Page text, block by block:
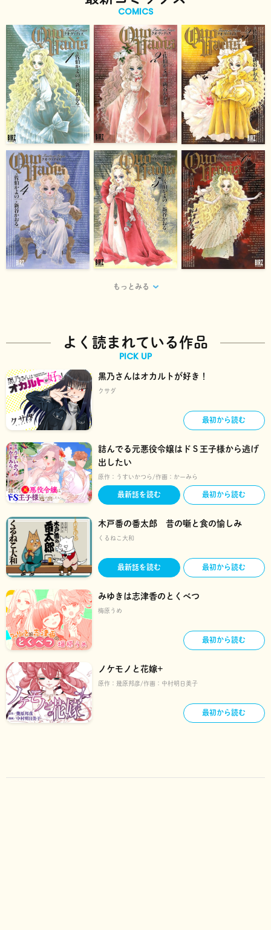
COMICS
もっとみる
よく読まれている作品
PICK UP
黒乃さんはオカルトが好き！
クサダ
最初から読む
詰んでる元悪役令嬢はドＳ王子様から逃げ
出したい
原作： うすいかつら 作画： かーみら
最新話を読む 最初から読む
木戸番の番太郎 昔の噺と食の愉しみ
くるねこ大和
最新話を読む 最初から読む
みゆきは志津香のとくべつ
梅原うめ
最初から読む
ノケモノと花嫁+
原作： 幾原邦彦 作画： 中村明日美子
最初から読む